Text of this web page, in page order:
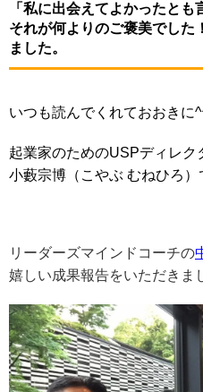
「私に出会えてよかったとも
それが何よりのご褒美でした
ました。
いつも読んでくれておおきに
起業家のためのUSPディレク
小藪宗博（こやぶ むねひろ）
リーダーズマインドコーチの
嬉しい成果報告をいただきま